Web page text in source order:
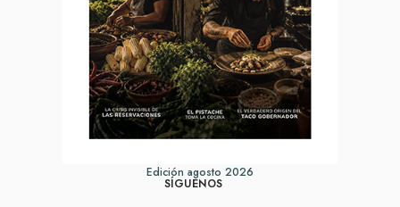
Edición agosto 2026
SÍGUENOS